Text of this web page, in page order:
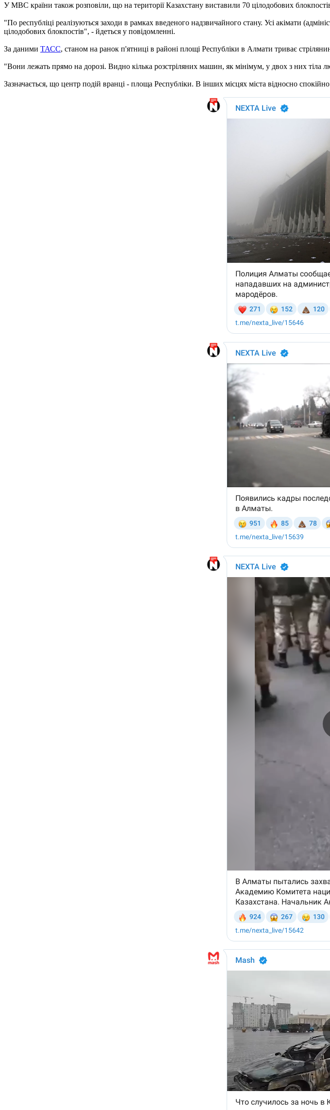
У МВС країни також розповіли, що на території Казахстану виставили 70 цілодобових
"По республіці реалізуються заходи в рамках введеного надзвичайного стану. Усі акімати
цілодобових блокпостів", - йдеться у повідомленні.
За даними ТАСС, станом на ранок п'ятниці в районі площі Республіки в Алмати триває
"Вони лежать прямо на дорозі. Видно кілька розстріляних машин, як мінімум, у двох з них тіла
Зазначається, що центр подій вранці - площа Республіки. В інших місцях міста відносно